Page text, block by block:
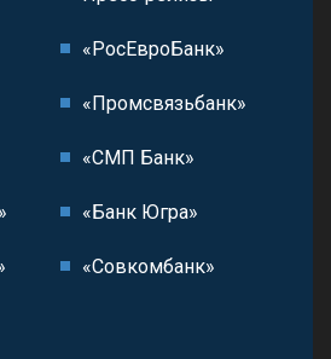
«РосЕвроБанк»
«Промсвязьбанк»
«СМП Банк»
«Банк Югра»
«Совкомбанк»